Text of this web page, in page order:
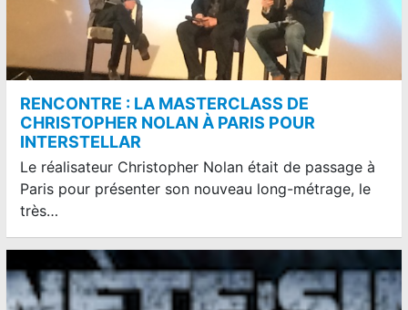
RENCONTRE : LA MASTERCLASS DE
CHRISTOPHER NOLAN À PARIS POUR
INTERSTELLAR
Le réalisateur Christopher Nolan était de passage à
Paris pour présenter son nouveau long-métrage, le
très…